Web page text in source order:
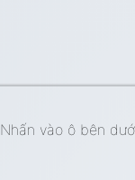
Nhấn vào ô bên